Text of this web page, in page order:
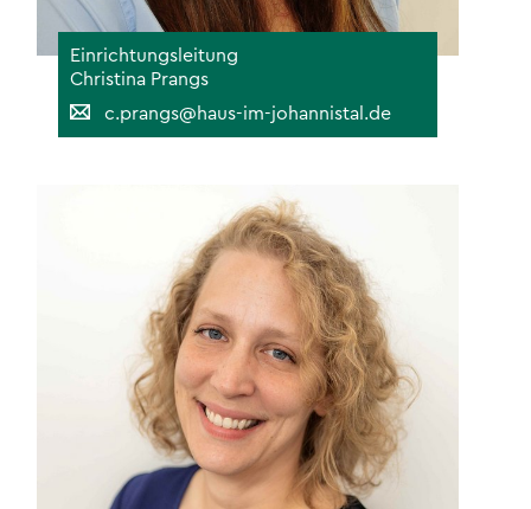
Einrichtungsleitung
Christina Prangs
c.prangs@haus-im-johannistal.de